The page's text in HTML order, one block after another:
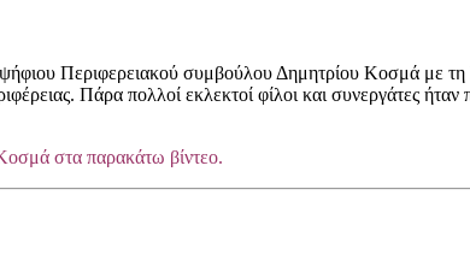
Περιφερειακού συμβούλου Δημητρίου Κοσμά με
Πάρα πολλοί εκλεκτοί φίλοι και συνεργάτες
στα παρακάτω βίντεο.